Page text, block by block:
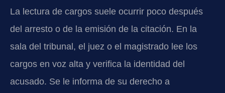
La lectura de cargos suele ocurrir poco después
del arresto o de la emisión de la citación. En la
sala del tribunal, el juez o el magistrado lee los
cargos en voz alta y verifica la identidad del
acusado. Se le informa de su derecho a